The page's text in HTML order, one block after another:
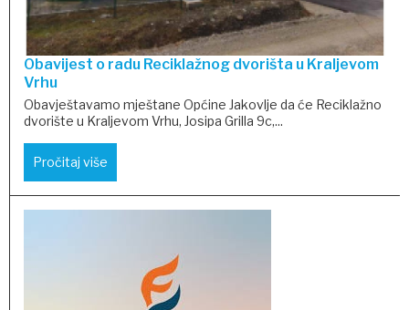
Obavijest o radu Reciklažnog dvorišta u Kraljevom
Vrhu
Obavještavamo mještane Općine Jakovlje da će Reciklažno
dvorište u Kraljevom Vrhu, Josipa Grilla 9c,...
Pročitaj više